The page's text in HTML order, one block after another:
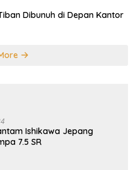
Dibunuh di Depan Kantor
Ishikawa Jepang
7.5 SR